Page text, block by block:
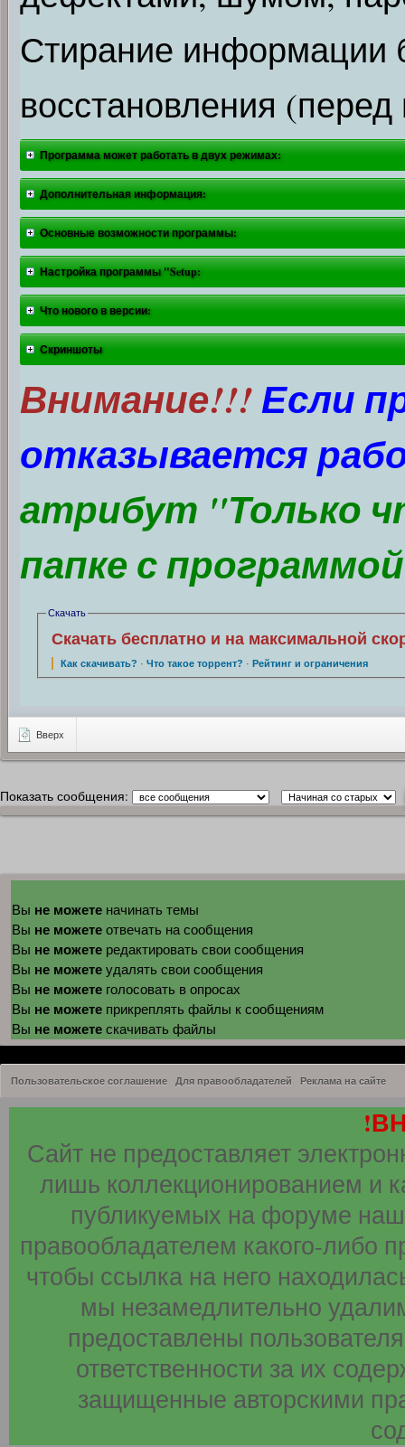
Стирание информации
восстановления
Программа может работать в двух режимах:
Дополнительная информация:
Основные возможности программы:
Настройка программы "Setup:
Что нового в версии:
Скриншоты
Внимание!!!Если
отказывается
атрибут "Только
папке с
Скачать
Скачать бесплатно и на максимальной
Как скачивать? ·Что такое торрент? ·Рейтинг и ограничения
Вверх
Показать сообщения:
Вы не можете начинать темы
Вы не можете отвечать на сообщения
Вы не можете редактировать свои сообщения
Вы не можете удалять свои сообщения
Вы не можете голосовать в опросах
Вы не можете прикреплять файлы к сообщениям
Вы не можете скачивать файлы
Пользовательское соглашение Для правообладателей Реклама на сайте
Сайт не предоставляет
лишь коллекционированием и
публикуемых на форуме
правообладателем какого-либо
чтобы ссылка на него
мы незамедлительно
предоставлены
ответственности за их
защищенные авторскими